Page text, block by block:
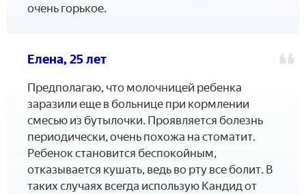
очень горькое.
Елена, 25 лет
Предполагаю, что молочницей ребенка
заразили еще в больнице при кормлении
смесью из бутылочки. Проявляется болезнь
периодически, очень похожа на стоматит.
Ребенок становится беспокойным,
отказывается кушать, ведь во рту все болит. В
таких случаях всегда использую Кандид от